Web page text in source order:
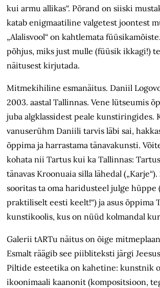
kui armu allikas“. Põrand on siiski
katab enigmaatiline valgetest joontest
„Alalisvool“ on kahtlemata
põhjus, miks just mulle (füüsik ikkagi!)
näitusest kirjutada.
Mitmekihiline esmanäitus. Daniil
2003. aastal Tallinnas. Vene lütseumis
juba algklassidest peale
vanuserühm Daniili tarvis läbi sai,
õppima ja harrastama tänavakunsti.
kohata nii Tartus kui ka Tallinnas:
tänavas Kroonuaia silla lähedal („Karje“).
sooritas ta oma haridusteel julge hüppe
praktiliselt eesti keelt!“) ja asus õppima
kunstikoolis, kus on nüüd kolmandal
Galerii tARTu näitus on õige
Esmalt räägib see piibliteksti järgi
Piltide esteetika on kahetine: kunstnik
ikoonimaali kaanonit (kompositsioon,